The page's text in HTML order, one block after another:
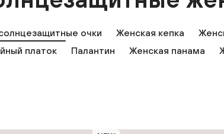
очки Женская кепка
платок Палантин Женская панама